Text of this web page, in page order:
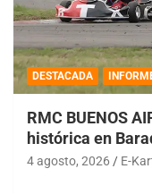
DESTACADA
RMC BUENOS
histórica en
4 agosto, 2026 E-